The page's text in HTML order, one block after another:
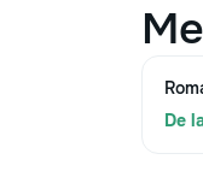
De